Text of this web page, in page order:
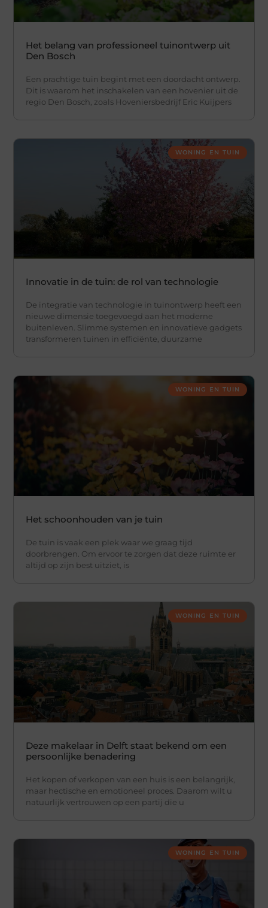
Het belang van professioneel tuinontwerp uit
Den Bosch
Een prachtige tuin begint met een doordacht ontwerp.
Dit is waarom het inschakelen van een hovenier uit de
regio Den Bosch, zoals Hoveniersbedrijf Eric Kuijpers
WONING EN TUIN
Innovatie in de tuin: de rol van technologie
De integratie van technologie in tuinontwerp heeft een
nieuwe dimensie toegevoegd aan het moderne
buitenleven. Slimme systemen en innovatieve gadgets
transformeren tuinen in efficiënte, duurzame
WONING EN TUIN
Het schoonhouden van je tuin
De tuin is vaak een plek waar we graag tijd
doorbrengen. Om ervoor te zorgen dat deze ruimte er
altijd op zijn best uitziet, is
WONING EN TUIN
Deze makelaar in Delft staat bekend om een
persoonlijke benadering
Het kopen of verkopen van een huis is een belangrijk,
maar hectische en emotioneel proces. Daarom wilt u
natuurlijk vertrouwen op een partij die u
WONING EN TUIN